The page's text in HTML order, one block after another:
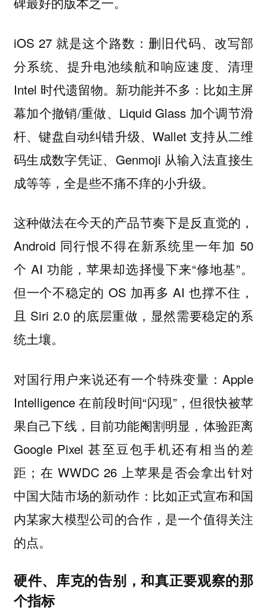
iOS 27 就是这个路数：删旧代码、改写部
分系统、提升电池续航和响应速度、清理
Intel 时代遗留物。新功能并不多：比如主屏
幕加个撤销/重做、Liquid Glass 加个调节滑
杆、键盘自动纠错升级、Wallet 支持从二维
码生成数字凭证、Genmoji 从输入法直接生
成等等，全是些不痛不痒的小升级。
这种做法在今天的产品节奏下是反直觉的，
Android 同行恨不得在新系统里一年加 50
个 AI 功能，苹果却选择慢下来“修地基”。
但一个不稳定的 OS 加再多 AI 也撑不住，
且 Siri 2.0 的底层重做，显然需要稳定的系
统土壤。
对国行用户来说还有一个特殊变量：Apple
Intelligence 在前段时间“闪现”，但很快被苹
果自己下线，目前功能阉割明显，体验距离
Google Pixel 甚至豆包手机还有相当的差
距；在 WWDC 26 上苹果是否会拿出针对
中国大陆市场的新动作：比如正式宣布和国
内某家大模型公司的合作，是一个值得关注
的点。
硬件、库克的告别，和真正要观察的那
个指标